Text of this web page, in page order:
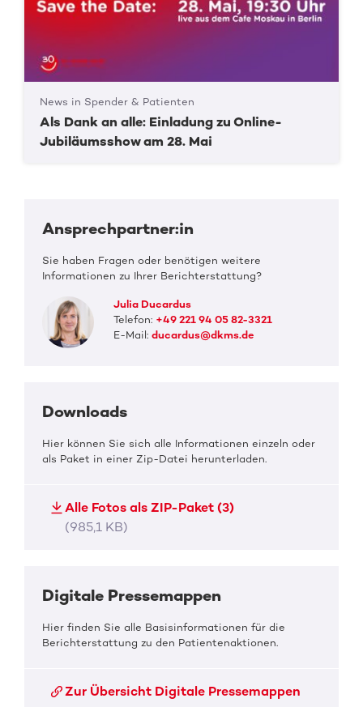
News in Spender & Patienten
Als Dank an alle: Einladung zu Online-
Jubiläumsshow am 28. Mai
Ansprechpartner:in
Sie haben Fragen oder benötigen weitere
Informationen zu Ihrer Berichterstattung?
Julia Ducardus
Telefon: +49 221 94 05 82-3321
E-Mail:ducardus@dkms.de
Downloads
Hier können Sie sich alle Informationen einzeln oder
als Paket in einer Zip-Datei herunterladen.
Alle Fotos als ZIP-Paket (3)
(985,1 KB)
Digitale Pressemappen
Hier finden Sie alle Basisinformationen für die
Berichterstattung zu den Patientenaktionen.
Zur Übersicht Digitale Pressemappen